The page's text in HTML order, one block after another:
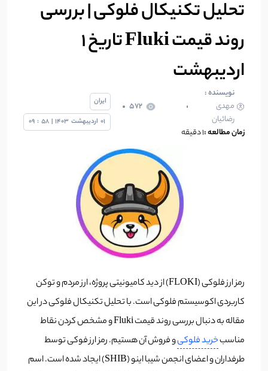
تحلیل تکنیکال فلوکی | بررسی
روند قیمت Fluki تاریخ 1
اردیبهشت
نویسنده :
مهدی
رضائیان
572
زمان مطالعه :1 دقیقه
ایران
01 اردیبهشت 1403
|
58
:
09
رمز ارز فلوکی (FLOKI) از دید کامیونیتی پروژه، ارز مردم و توکن
کاربردی اکوسیستم فلوکی است. با تحلیل تکنیکال فلوکی در این
مقاله به دنبال بررسی روند قیمت Fluki و مشخص کردن نقاط
مناسبخرید فلوکیو فروش آن هستیم. رمز ارز فوکی توسط
طرفداران و اعضای انجمن شیبا اینو (SHIB) ایجاد شده است. اسم